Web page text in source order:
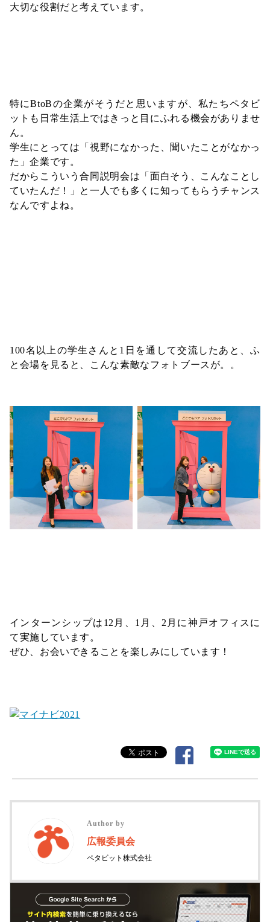
大切な役割だと考えています。
特にBtoBの企業がそうだと思いますが、私たちペタビ
ットも日常生活上ではきっと目にふれる機会がありませ
ん。
学生にとっては「視野になかった、聞いたことがなかっ
た」企業です。
だからこういう合同説明会は「面白そう、こんなことし
ていたんだ！」と一人でも多くに知ってもらうチャンス
なんですよね。
100名以上の学生さんと1日を通して交流したあと、ふ
と会場を見ると、こんな素敵なフォトブースが。。
インターンシップは12月、1月、2月に神戸オフィスに
て実施しています。
ぜひ、お会いできることを楽しみにしています！
Author by
広報委員会
ペタビット株式会社